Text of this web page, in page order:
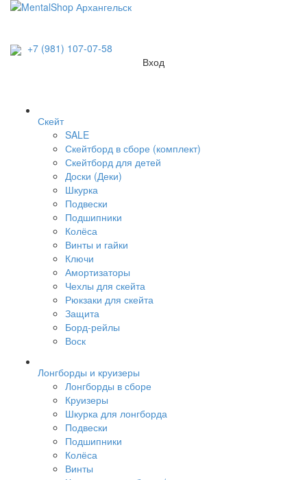
+7 (981) 107-07-58
Вход
Скейт
SALE
Скейтборд в сборе (комплект)
Скейтборд для детей
Доски (Деки)
Шкурка
Подвески
Подшипники
Колёса
Винты и гайки
Ключи
Амортизаторы
Чехлы для скейта
Рюкзаки для скейта
Защита
Борд-рейлы
Воск
Лонгборды и круизеры
Лонгборды в сборе
Круизеры
Шкурка для лонгборда
Подвески
Подшипники
Колёса
Винты